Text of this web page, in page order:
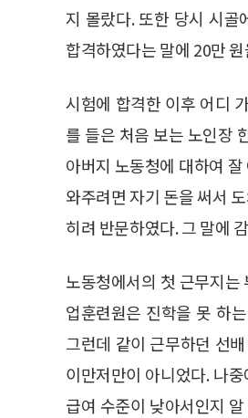
지 몰랐다. 또한 당시 시골
합격하였다는 말에 20만
시험에 합격한 이후 어디
를 들은 처음 보는 노인장
아버지 노동청에 대하여
와주려면 자기 돈을 써서
히려 반문하였다. 그 말에
노동청에서의 첫 근무지
업훈련원은 진학을 못 하
그런데 같이 근무하던 선
이만저만이 아니었다. 나
급여 수준이 낮아서인지